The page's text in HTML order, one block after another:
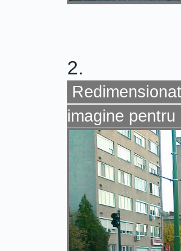
2.
imagine pentru